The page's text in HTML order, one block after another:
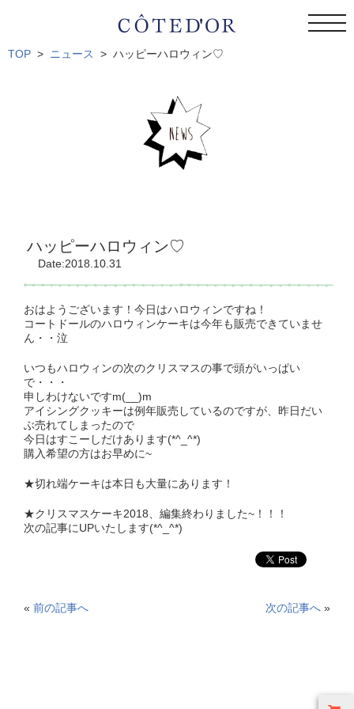
TOP ニュース ハッピーハロウィン♡
ハッピーハロウィン♡
Date:2018.10.31
おはようございます！今日はハロウィンですね！
コートドールのハロウィンケーキは今年も販売できていませ
ん・・泣
いつもハロウィンの次のクリスマスの事で頭がいっぱい
で・・・
申しわけないですm(__)m
アイシングクッキーは例年販売しているのですが、昨日だい
ぶ売れてしまったので
今日はすこーしだけあります(*^_^*)
購入希望の方はお早めに~
★切れ端ケーキは本日も大量にあります！
★クリスマスケーキ2018、編集終わりました~！！！
次の記事にUPいたします(*^_^*)
« 前の記事へ 次の記事へ »